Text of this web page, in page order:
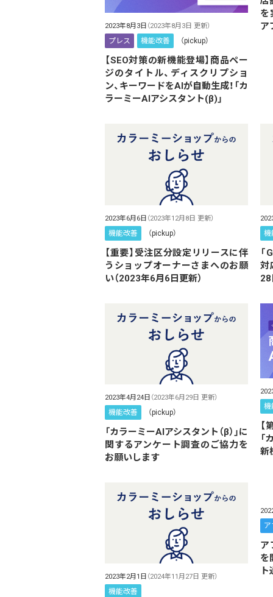
2023年8月3日 （2023年8月3日 更新）
プレス 機能改善 （pickup）
【SEO対策の新機能登場】商品ペー
ジのタイトル、ディスクリプショ
ン、キーワードをAIが自動生成！「カ
ラーミーAIアシスタント(β)」
を
ア
2023年6月6日 （2023年12月8日 更新）
機能改善 （pickup）
【重要】受注区分設定リリースに伴
うショップオーナーさまへのお願
い（2023年6月6日更新）
機
「
対
28
2023年4月24日 （2023年6月29日 更新）
機能改善 （pickup）
「カラーミーAIアシスタント（β）」に
関するアンケート調査のご協力を
お願いします
機
「
新
2023年2月1日 （2024年11月27日 更新）
機能改善
ア
ア
を